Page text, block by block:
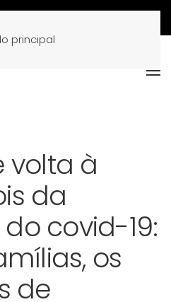
principal
volta à
da
covid-19:
os
de